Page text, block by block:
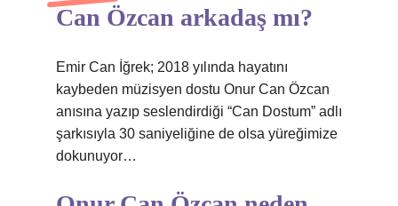
Can Özcan arkadaş mı?
Emir Can İğrek; 2018 yılında hayatını
kaybeden müzisyen dostu Onur Can Özcan
anısına yazıp seslendirdiği “Can Dostum” adlı
şarkısıyla 30 saniyeliğine de olsa yüreğimize
dokunuyor…